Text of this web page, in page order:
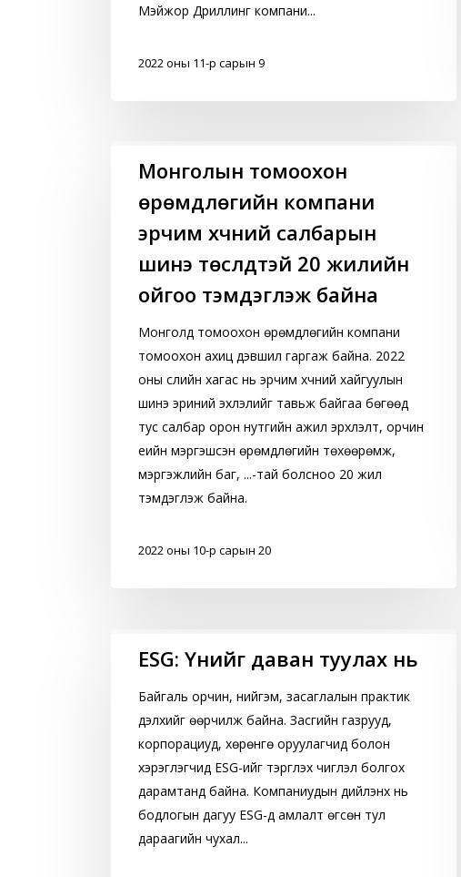
Мэйжор Дриллинг компани...
2022 оны 11-р сарын 9
томоохон
өрөмдлөгийн
эрчим
хүчний
салбарын
төслүүдтэй
жилийн
ойгоо
тэмдэглэж
байна
Монголын томоохон
өрөмдлөгийн компани
эрчим хүчний салбарын
шинэ төслүүдтэй 20 жилийн
ойгоо тэмдэглэж байна
Монголд томоохон өрөмдлөгийн компани
томоохон ахиц дэвшил гаргаж байна. 2022
оны сүүлийн хагас нь эрчим хүчний хайгуулын
шинэ эриний эхлэлийг тавьж байгаа бөгөөд
тус салбар орон нутгийн ажил эрхлэлт, орчин
үеийн мэргэшсэн өрөмдлөгийн төхөөрөмж,
мэргэжлийн баг, ...-тай болсноо 20 жил
тэмдэглэж байна.
2022 оны 10-р сарын 20
ҮүнийгESG: Үүнийг даван туулах нь
Байгаль орчин, нийгэм, засаглалын практик
дэлхийг өөрчилж байна. Засгийн газрууд,
корпорациуд, хөрөнгө оруулагчид болон
хэрэглэгчид ESG-ийг тэргүүлэх чиглэл болгох
дарамтанд байна. Компаниудын дийлэнх нь
бодлогын дагуу ESG-д амлалт өгсөн тул
дараагийн чухал...